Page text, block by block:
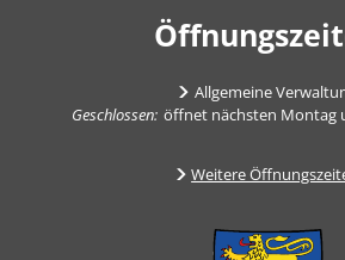
Allgemeine
Klicken, um weitere Öffnungs- oder
Geschlossen: öffnet nächsten Montag
Weitere